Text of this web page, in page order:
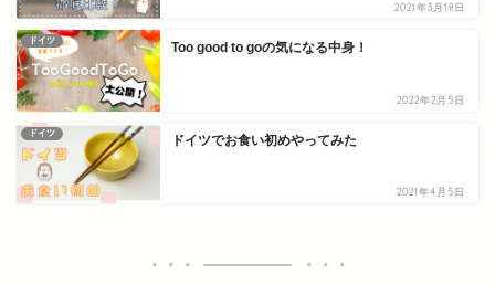
2021年3月18日
ドイツ Too good to goの気になる中身！
2022年2月5日
ドイツ ドイツでお食い初めやってみた
2021年4月5日